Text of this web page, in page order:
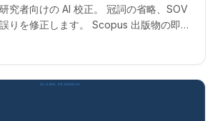
究者向けの AI 校正。 冠詞の省略、SOV
りを修正します。 Scopus 出版物の即時
ンの研究者のための学術編集